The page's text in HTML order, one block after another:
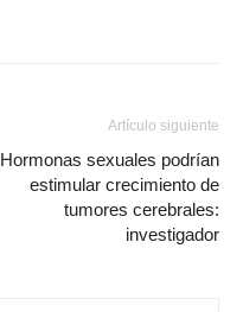
Artículo siguiente
Hormonas sexuales podrían
estimular crecimiento de
tumores cerebrales:
investigador